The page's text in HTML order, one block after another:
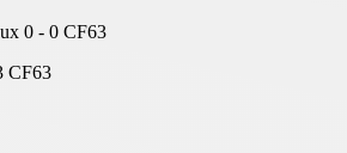
0 - 0 CF63
CF63